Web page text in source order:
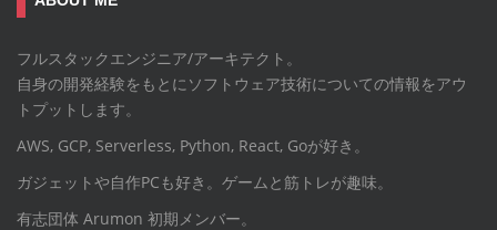
フルスタックエンジニア/アーキテクト。
自身の開発経験をもとにソフトウェア技術についての情報をアウ
トプットします。
AWS, GCP, Serverless, Python, React, Goが好き。
ガジェットや自作PCも好き。ゲームと筋トレが趣味。
有志団体 Arumon 初期メンバー。